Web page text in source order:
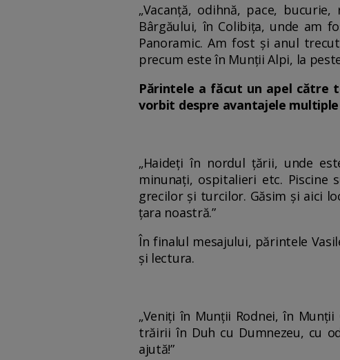
„Vacanță, odihnă, pace,
Bârgăului, în Colibița, unde am
Panoramic. Am fost și anul
precum este în Munții Alpi, la
Părintele a făcut un apel către
vorbit despre avantajele
„Haideți în nordul țării, unde
minunați, ospitalieri etc. Piscine
grecilor și turcilor. Găsim și aici
țara noastră.”
În finalul mesajului, părintele
și lectura.
„Veniți în Munții Rodnei, în
trăirii în Duh cu Dumnezeu, cu
ajută!”